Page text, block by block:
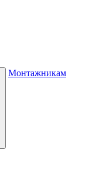
Монтажникам